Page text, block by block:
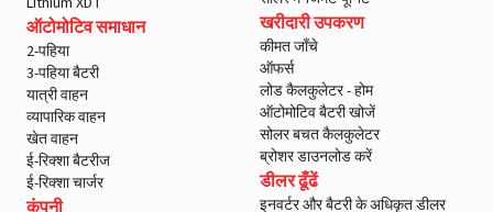
ऑटोमोटिव समाधान
2-पहिया
3-पहिया बैटरी
यात्री वाहन
व्यापारिक वाहन
खेत वाहन
ई-रिक्शा बैटरीज
ई-रिक्शा चार्जर
खरीदारी उपकरण
कीमत जाँचे
ऑफर्स
लोड कैलकुलेटर - होम
ऑटोमोटिव बैटरी खोजें
सोलर बचत कैलकुलेटर
ब्रोशर डाउनलोड करें
डीलर ढूँढें
इनवर्टर और बैटरी के अधिकृत डीलर